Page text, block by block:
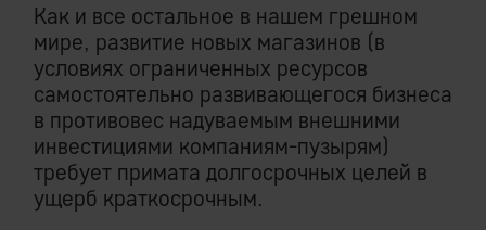
Как и все остальное в нашем грешном
мире, развитие новых магазинов (в
условиях ограниченных ресурсов
самостоятельно развивающегося бизнеса
в противовес надуваемым внешними
инвестициями компаниям-пузырям)
требует примата долгосрочных целей в
ущерб краткосрочным.